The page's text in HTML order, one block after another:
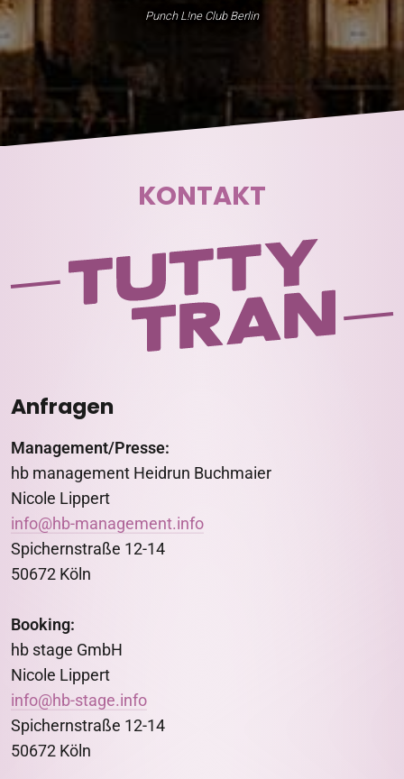
Punch L!ne Club Berlin
KONTAKT
Anfragen
Management/Presse:
hb management Heidrun Buchmaier
Nicole Lippert
info@hb-management.info
Spichernstraße 12-14
50672 Köln
Booking:
hb stage GmbH
Nicole Lippert
info@hb-stage.info
Spichernstraße 12-14
50672 Köln